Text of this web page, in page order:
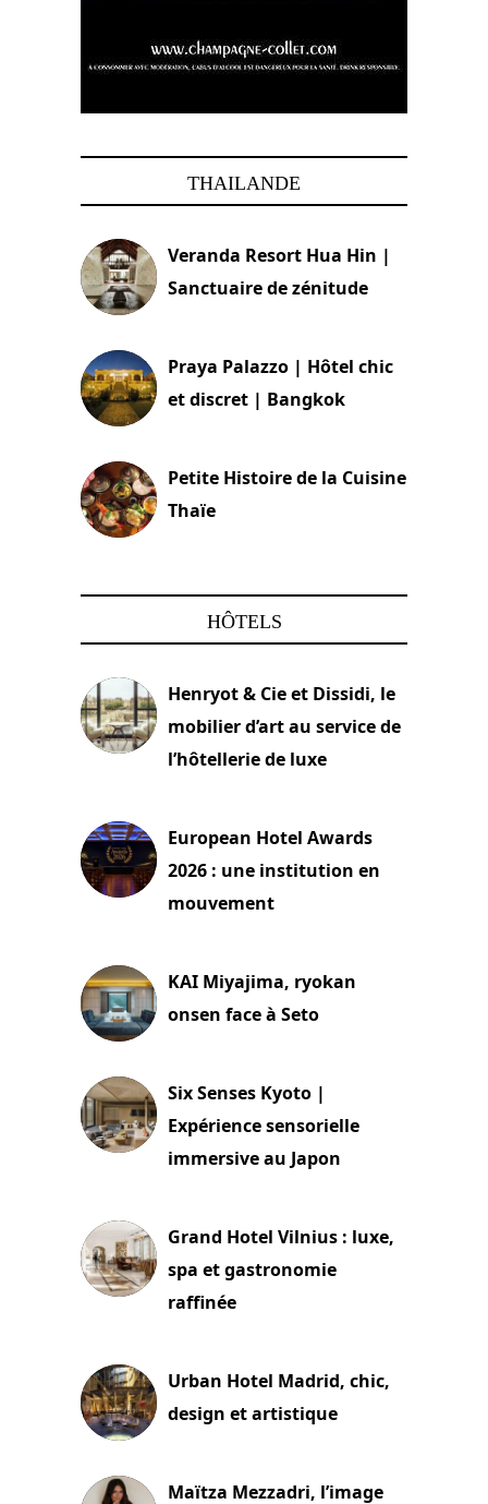
THAILANDE
Veranda Resort Hua Hin |
Sanctuaire de zénitude
Praya Palazzo | Hôtel chic
et discret | Bangkok
Petite Histoire de la Cuisine
Thaïe
HÔTELS
Henryot & Cie et Dissidi, le
mobilier d’art au service de
l’hôtellerie de luxe
European Hotel Awards
2026 : une institution en
mouvement
KAI Miyajima, ryokan
onsen face à Seto
Six Senses Kyoto |
Expérience sensorielle
immersive au Japon
Grand Hotel Vilnius : luxe,
spa et gastronomie
raffinée
Urban Hotel Madrid, chic,
design et artistique
Maïtza Mezzadri, l’image